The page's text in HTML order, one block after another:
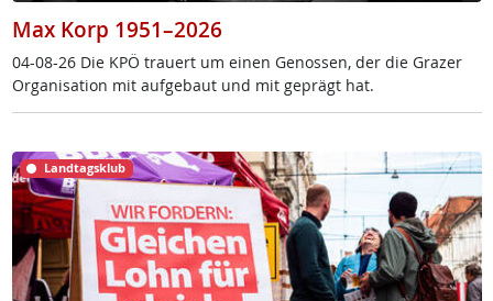
Max Korp 1951–2026
04-08-26 Die KPÖ trau­ert um ei­nen Ge­nos­sen, der die Gra­zer
Or­ga­ni­sa­ti­on mit auf­ge­baut und mit ge­prägt hat.
Landtagsklub